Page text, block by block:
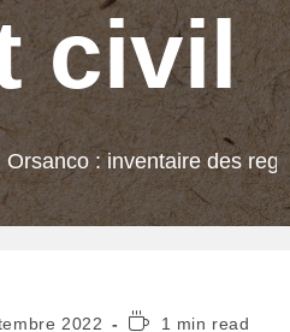
civil
Orsanco : inventaire des
2022 Temps1 min read